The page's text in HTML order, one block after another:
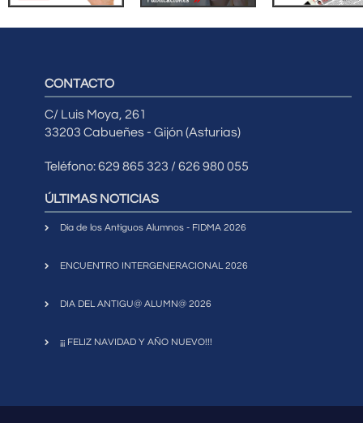
CONTACTO
C/ Luis Moya, 261
33203 Cabueñes - Gijón (Asturias)
Teléfono: 629 865 323 / 626 980 055
ÚLTIMAS NOTICIAS
Día de los Antiguos Alumnos - FIDMA 2026
ENCUENTRO INTERGENERACIONAL 2026
DIA DEL ANTIGU@ ALUMN@ 2026
¡¡¡ FELIZ NAVIDAD Y AÑO NUEVO!!!